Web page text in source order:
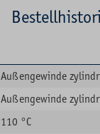
Außengewinde
Außengewinde
110 °C